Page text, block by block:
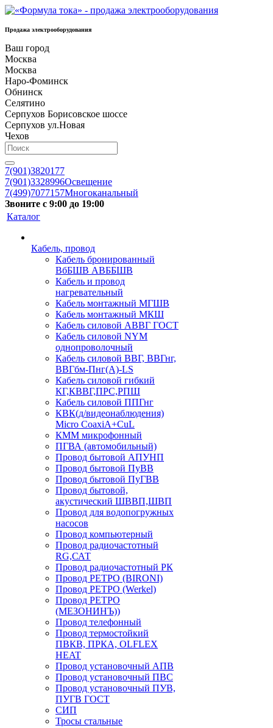
Продажа электрооборудования
Ваш город
Москва
Москва
Наро-Фоминск
Обнинск
Селятино
Серпухов Борисовское шоссе
Серпухов ул.Новая
Чехов
7(901)3820177
7(901)3328996Освещение
7(499)7077157Многоканальный
Звоните с 9:00 до 19:00
Каталог
Кабель, провод
Кабель бронированный
ВбБШВ АВББШВ
Кабель и провод
нагревательный
Кабель монтажный МГШВ
Кабель монтажный МКШ
Кабель силовой АВВГ ГОСТ
Кабель силовой NYM
однопроволочный
Кабель силовой ВВГ, ВВГнг,
ВВГбм-Пнг(А)-LS
Кабель силовой гибкий
КГ,КВВГ,ПРС,РПШ
Кабель силовой ППГнг
КВК(д/видеонаблюдения)
Micro CoaxiA+CuL
КММ микрофонный
ПГВА (автомобильный)
Провод бытовой АПУНП
Провод бытовой ПуВВ
Провод бытовой ПуГВВ
Провод бытовой,
акустический ШВВП,ШВП
Провод для водопогружных
насосов
Провод компьютерный
Провод радиочастотный
RG,САТ
Провод радиочастотный РК
Провод РЕТРО (BIRONI)
Провод РЕТРО (Werkel)
Провод РЕТРО
(МЕЗОНИНЪ))
Провод телефонный
Провод термостойкий
ПВКВ, ПРКА, OLFLEX
HEAT
Провод установочный АПВ
Провод установочный ПВС
Провод установочный ПУВ,
ПУГВ ГОСТ
СИП
Тросы стальные